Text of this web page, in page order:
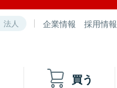
法人 企業情報 採用情報
買う